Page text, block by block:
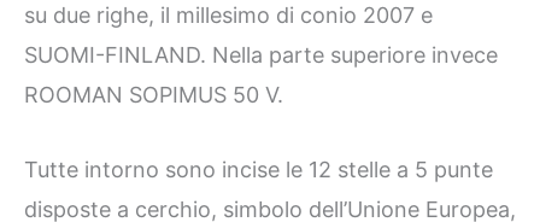
su due righe, il millesimo di conio 2007 e
SUOMI-FINLAND. Nella parte superiore invece
ROOMAN SOPIMUS 50 V.
Tutte intorno sono incise le 12 stelle a 5 punte
disposte a cerchio, simbolo dell’Unione Europea,